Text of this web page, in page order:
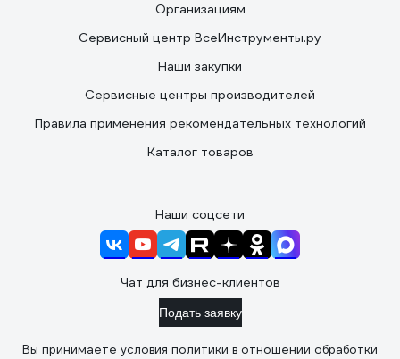
Организациям
Сервисный центр ВсеИнструменты.ру
Наши закупки
Сервисные центры производителей
Правила применения рекомендательных технологий
Каталог товаров
Наши соцсети
Чат для бизнес-клиентов
Подать заявку
Вы принимаете условия политики в отношении обработки